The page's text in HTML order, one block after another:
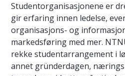
Studentorganisasjonene er
gir erfaring innen ledelse,
organisasjons- og
markedsføring med mer.
rekke studentarrangement i
annet gründerdagen,